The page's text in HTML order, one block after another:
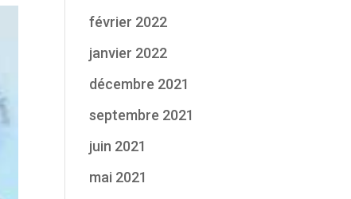
février 2022
janvier 2022
décembre 2021
septembre 2021
juin 2021
mai 2021